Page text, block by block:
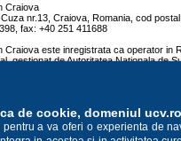
Craiova
nr.13, Craiova, Romania, cod
fax: +40 251 411688
Craiova este inregistrata ca operator in
gestionat de Autoritatea Nationala de
de cookie, domeniul
a va oferi o experienta de